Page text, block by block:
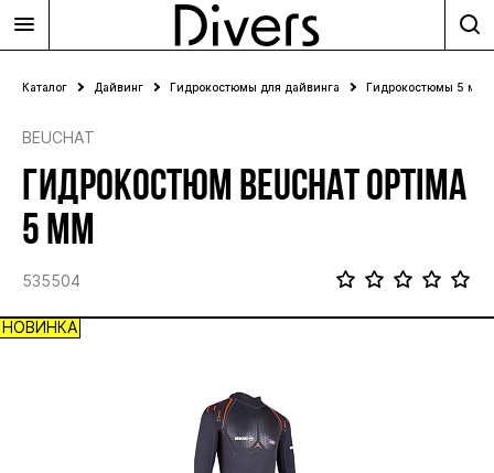
Каталог Дайвинг Гидрокостюмы для дайвинга Гидрокостюмы 5 мм
BEUCHAT
ГИДРОКОСТЮМ BEUCHAT OPTIMA
5 ММ
535504
НОВИНКА